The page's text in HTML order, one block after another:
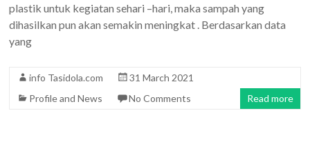
plastik untuk kegiatan sehari –hari, maka sampah yang
dihasilkan pun akan semakin meningkat . Berdasarkan data
yang
info Tasidola.com
31 March 2021
Profile and News
No Comments Read more